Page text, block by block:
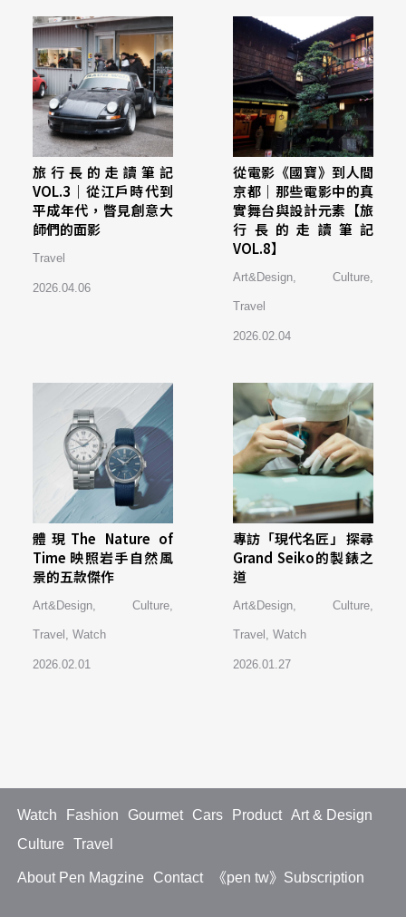
旅行長的走讀筆記
VOL.3｜從江戶時代到
平成年代，瞥見創意大
師們的面影
Travel
2026.04.06
從電影《國寶》到人間
京都｜那些電影中的真
實舞台與設計元素【旅
行長的走讀筆記
VOL.8】
Art&Design ,Culture
Travel
2026.02.04
體現The Nature of
Time 映照岩手自然風
景的五款傑作
Art&Design, Culture,
Travel Watch
2026.02.01
專訪「現代名匠」 探尋
Grand Seiko的製錶之
道
Art&Design ,Culture
Travel ,Watch
2026.01.27
Watch Fashion Gourmet Cars Product Art & Design
Culture
Travel
About Pen Magzine Contact 《pen tw》Subscription